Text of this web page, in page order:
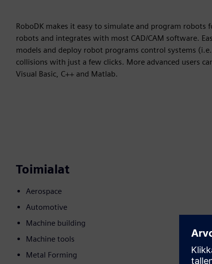
RoboDK makes it easy to simulate and program
robots and integrates with most CAD/CAM software.
models and deploy robot programs control systems
collisions with just a few clicks. More advanced users
Visual Basic, C++ and Matlab.
Toimialat
Aerospace
Automotive
Machine building
Machine tools
Metal Forming